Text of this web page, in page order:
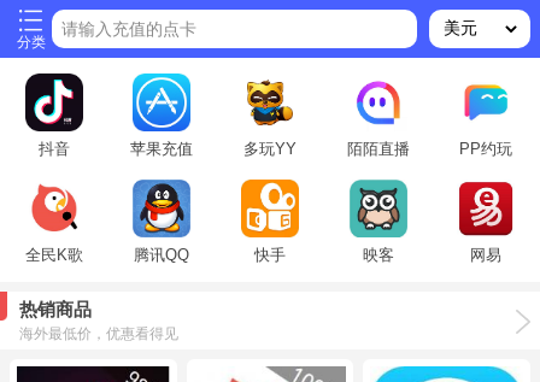
分类
请输入充值的点卡
抖音 苹果充值 多玩YY 陌陌直播 PP约玩
全民K歌 腾讯QQ 快手 映客 网易
热销商品
海外最低价，优惠看得见